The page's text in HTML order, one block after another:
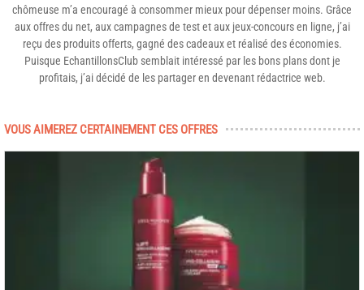
chômeuse m’a encouragé à consommer mieux pour dépenser moins. Grâce
aux offres du net, aux campagnes de test et aux jeux-concours en ligne, j’ai
reçu des produits offerts, gagné des cadeaux et réalisé des économies.
Puisque EchantillonsClub semblait intéressé par les bons plans dont je
profitais, j’ai décidé de les partager en devenant rédactrice web.
VOUS AIMEREZ CERTAINEMENT CES OFFRES